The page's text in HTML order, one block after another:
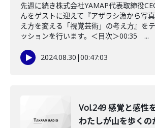
先週に続き株式会社YAMAP代表取締役
んをゲストに迎えて『アザラシ漁から写
え方を変える「視覚芸術」の考え方』を
ッションを行います。＜目次＞00:35 ...
2024.08.30 |00:47:03
Vol.249 感覚と感性
わたしが山を歩くの